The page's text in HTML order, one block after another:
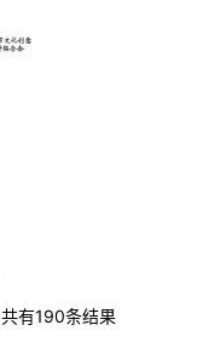
共有190条结果